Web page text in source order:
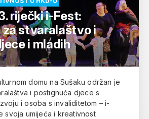
riječki i-Fest:
za stvaralaštvo i
i mladih
domu na Sušaku održan je
i postignuća djece s
i osoba s invaliditetom – i-
svoja umijeća i kreativnost